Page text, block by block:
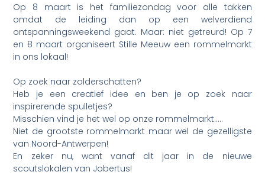
Op 8 maart is het familiezondag voor alle takken
omdat de leiding dan op een welverdiend
ontspanningsweekend gaat. Maar: niet getreurd! Op 7
en 8 maart organiseert Stille Meeuw een rommelmarkt
in ons lokaal!
Op zoek naar zolderschatten?
Heb je een creatief idee en ben je op zoek naar
inspirerende spulletjes?
Misschien vind je het wel op onze rommelmarkt…..
Niet de grootste rommelmarkt maar wel de gezelligste
van Noord-Antwerpen!
En zeker nu, want vanaf dit jaar in de nieuwe
scoutslokalen van Jobertus!